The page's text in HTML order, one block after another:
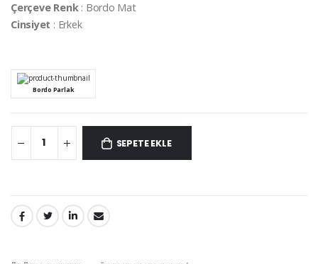
Çerçeve Renk: Bordo Mat
Cinsiyet : Erkek
Bordo Parlak
SEPETE EKLE
PAYLAŞ: